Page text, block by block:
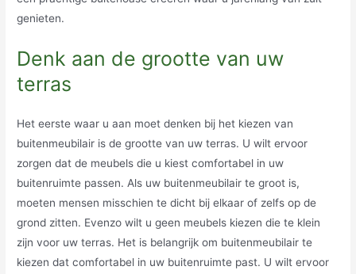
genieten.
Denk aan de grootte van uw
terras
Het eerste waar u aan moet denken bij het kiezen van
buitenmeubilair is de grootte van uw terras. U wilt ervoor
zorgen dat de meubels die u kiest comfortabel in uw
buitenruimte passen. Als uw buitenmeubilair te groot is,
moeten mensen misschien te dicht bij elkaar of zelfs op de
grond zitten. Evenzo wilt u geen meubels kiezen die te klein
zijn voor uw terras. Het is belangrijk om buitenmeubilair te
kiezen dat comfortabel in uw buitenruimte past. U wilt ervoor